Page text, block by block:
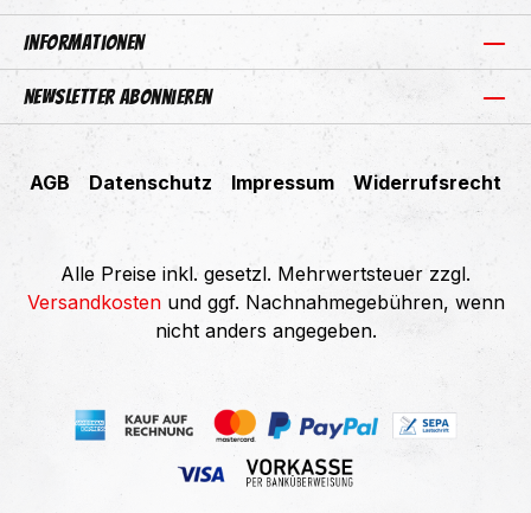
Informationen
Newsletter abonnieren
AGB Datenschutz Impressum Widerrufsrecht
Alle Preise inkl. gesetzl. Mehrwertsteuer zzgl.
Versandkostenund ggf. Nachnahmegebühren, wenn
nicht anders angegeben.